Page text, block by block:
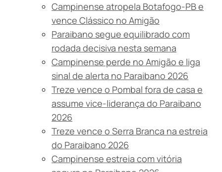
Campinense atropela Botafogo-PB e
vence Clássico no Amigão
Paraibano segue equilibrado com
rodada decisiva nesta semana
Campinense perde no Amigão e liga
sinal de alerta no Paraibano 2026
Treze vence o Pombal fora de casa e
assume vice-liderança do Paraibano
2026
Treze vence o Serra Branca na estreia
do Paraibano 2026
Campinense estreia com vitória